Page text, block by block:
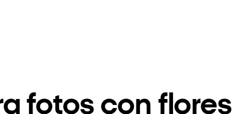
fotos con flores